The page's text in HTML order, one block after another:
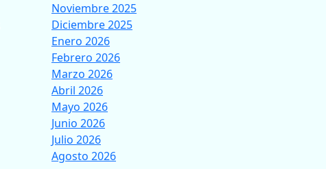
Noviembre 2025
Diciembre 2025
Enero 2026
Febrero 2026
Marzo 2026
Abril 2026
Mayo 2026
Junio 2026
Julio 2026
Agosto 2026